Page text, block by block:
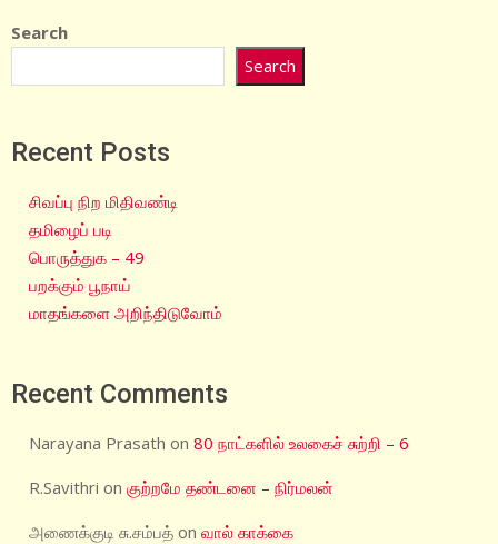
Search
Search
Recent Posts
சிவப்பு நிற மிதிவண்டி
தமிழைப் படி
பொருத்துக – 49
பறக்கும் பூநாய்
மாதங்களை அறிந்திடுவோம்
Recent Comments
Narayana Prasath on80 நாட்களில் உலகைச் சுற்றி – 6
R.Savithri onகுற்றமே தண்டனை – நிர்மலன்
அணைக்குடி சு.சம்பத் onவால் காக்கை